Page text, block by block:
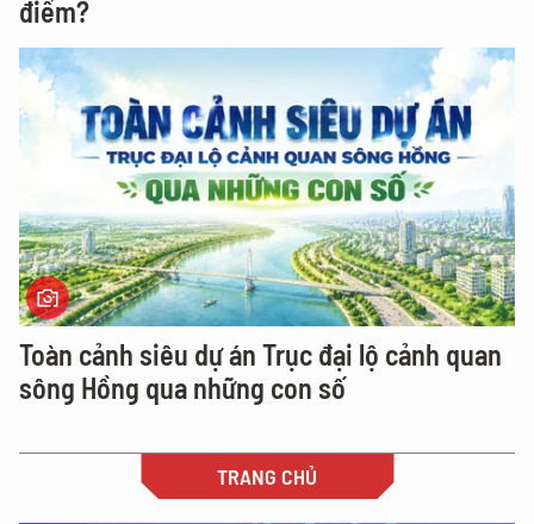
điểm?
Toàn cảnh siêu dự án Trục đại lộ cảnh quan
sông Hồng qua những con số
TRANG CHỦ